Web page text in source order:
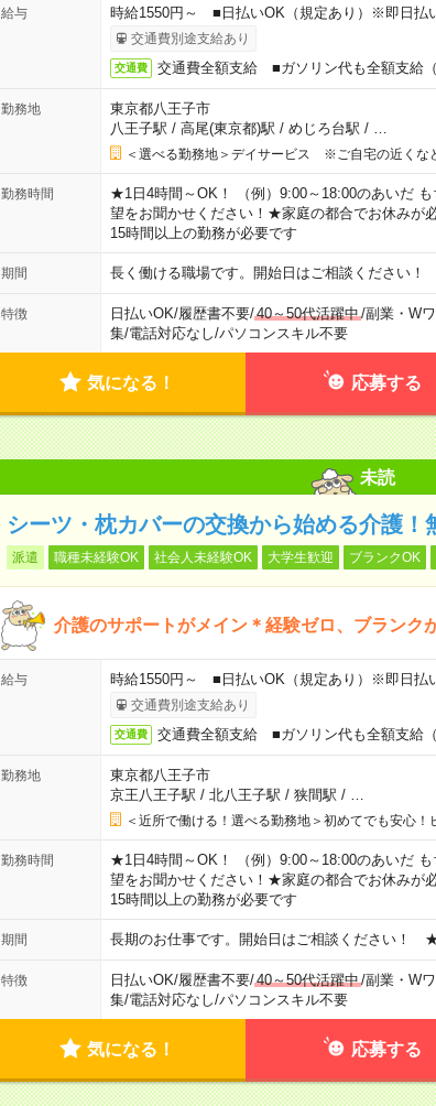
給与 時給1550円～ ■日払いOK（規定あり）※即日払
交通費別途支給あり
交通費 交通費全額支給 ■ガソリン代も全額支給
勤務地
東京都八王子市
八王子駅 / 高尾(東京都)駅 / めじろ台駅 /
＜選べる勤務地＞デイサービス ※ご自宅の近くな
勤務時間
★1日4時間～OK！ （例）9:00～18:00のあいだ
望をお聞かせください！★家庭の都合でお休みが
15時間以上の勤務が必要です
期間 長く働ける職場です。開始日はご相談ください
特徴 日払いOK/履歴書不要/40～50代活躍中/副業・W
集/電話対応なし/パソコンスキル不要
気になる！ 応募する
未読
シーツ・枕カバーの交換から始める介護！
派遣 職種未経験OK 社会人未経験OK 大学生歓迎 ブランクOK
介護のサポートがメイン＊経験ゼロ、ブランク
給与 時給1550円～ ■日払いOK（規定あり）※即日払
交通費別途支給あり
交通費 交通費全額支給 ■ガソリン代も全額支給
勤務地
東京都八王子市
京王八王子駅 / 北八王子駅 / 狭間駅 /
＜近所で働ける！選べる勤務地＞初めてでも安心！
勤務時間
★1日4時間～OK！ （例）9:00～18:00のあいだ
望をお聞かせください！★家庭の都合でお休みが
15時間以上の勤務が必要です
期間 長期のお仕事です。開始日はご相談ください！ ★
特徴 日払いOK/履歴書不要/40～50代活躍中/副業・W
集/電話対応なし/パソコンスキル不要
気になる！ 応募する